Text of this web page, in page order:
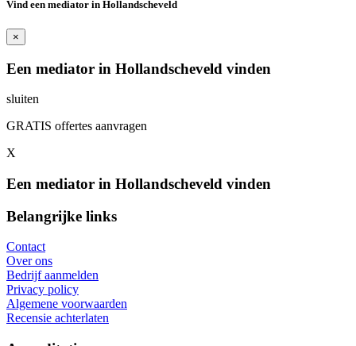
Vind een mediator in Hollandscheveld
×
Een mediator in Hollandscheveld vinden
sluiten
GRATIS offertes aanvragen
X
Een mediator in Hollandscheveld vinden
Belangrijke links
Contact
Over ons
Bedrijf aanmelden
Privacy policy
Algemene voorwaarden
Recensie achterlaten